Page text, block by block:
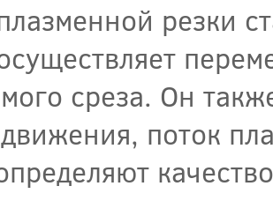
резки
среза. Он
поток